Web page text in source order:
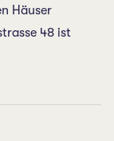
Häuser
48 ist